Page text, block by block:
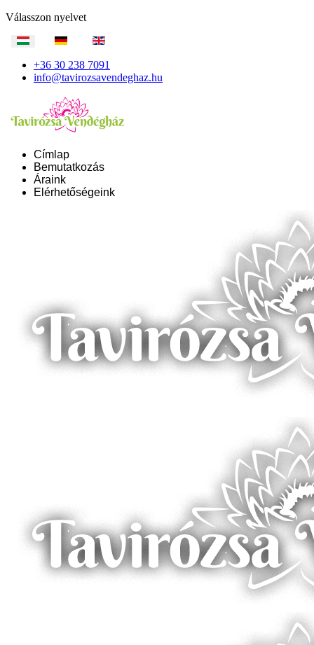
Válasszon nyelvet
+36 30 238 7091
info@tavirozsavendeghaz.hu
Címlap
Bemutatkozás
Áraink
Elérhetőségeink